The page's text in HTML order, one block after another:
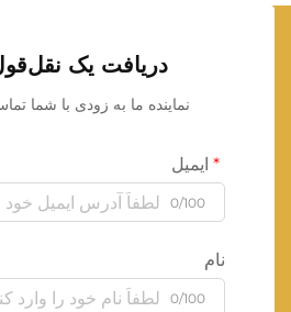
دریافت یک
نماینده ما به زودی با شما
ایمیل
0/100
نام
0/100